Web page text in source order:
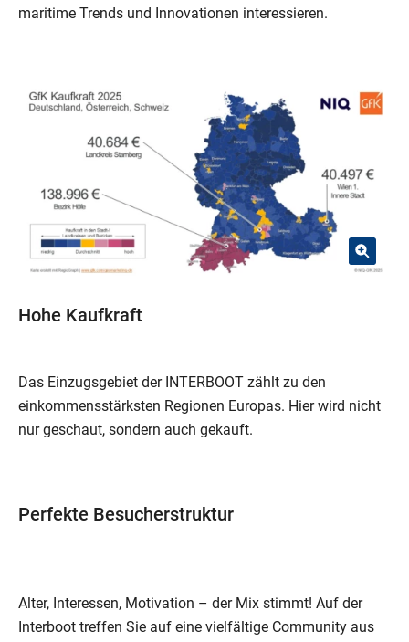
maritime Trends und Innovationen interessieren.
Hohe Kaufkraft
Das Einzugsgebiet der INTERBOOT zählt zu den
einkommensstärksten Regionen Europas. Hier wird nicht
nur geschaut, sondern auch gekauft.
Perfekte Besucherstruktur
Alter, Interessen, Motivation – der Mix stimmt! Auf der
Interboot treffen Sie auf eine vielfältige Community aus